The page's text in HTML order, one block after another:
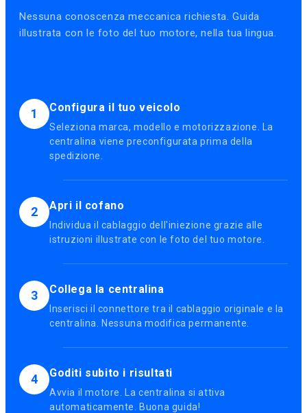
Nessuna conoscenza meccanica richiesta. Guida
illustrata con le foto del tuo motore, nella tua lingua.
1 Configura il tuo veicolo
Seleziona marca, modello e motorizzazione. La
centralina viene preconfigurata prima della
spedizione.
2 Apri il cofano
Individua il cablaggio dell'iniezione grazie alle
istruzioni illustrate con le foto del tuo motore.
3 Collega la centralina
Inserisci il connettore tra il cablaggio originale e la
centralina. Nessuna modifica permanente.
4 Goditi subito i risultati
Avvia il motore. La centralina si attiva
automaticamente. Buona guida!